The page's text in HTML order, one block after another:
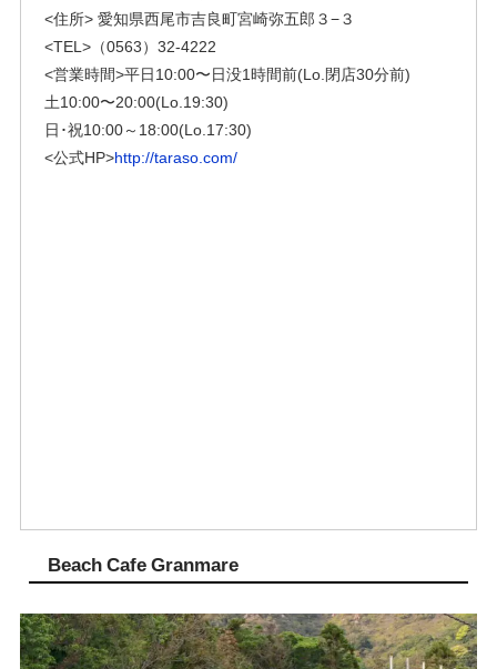
<住所> 愛知県西尾市吉良町宮崎弥五郎３−３
<TEL>（0563）32-4222
<営業時間>平日10:00〜日没1時間前(Lo.閉店30分前)
土10:00〜20:00(Lo.19:30)
日･祝10:00～18:00(Lo.17:30)
<公式HP>http://taraso.com/
Beach Cafe Granmare